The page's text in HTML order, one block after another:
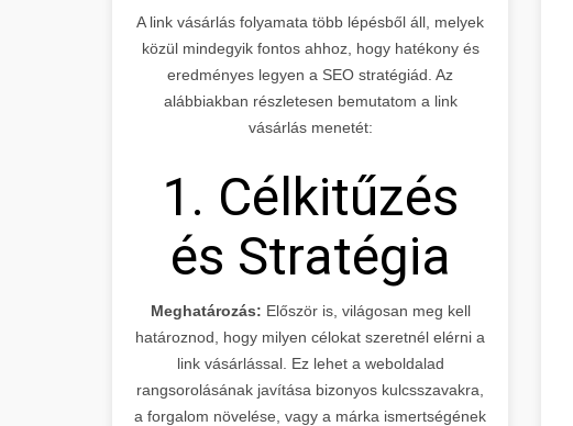
A link vásárlás folyamata több lépésből áll, melyek
közül mindegyik fontos ahhoz, hogy hatékony és
eredményes legyen a SEO stratégiád. Az
alábbiakban részletesen bemutatom a link
vásárlás menetét:
1. Célkitűzés
és Stratégia
Meghatározás: Először is, világosan meg kell
határoznod, hogy milyen célokat szeretnél elérni a
link vásárlással. Ez lehet a weboldalad
rangsorolásának javítása bizonyos kulcsszavakra,
a forgalom növelése, vagy a márka ismertségének